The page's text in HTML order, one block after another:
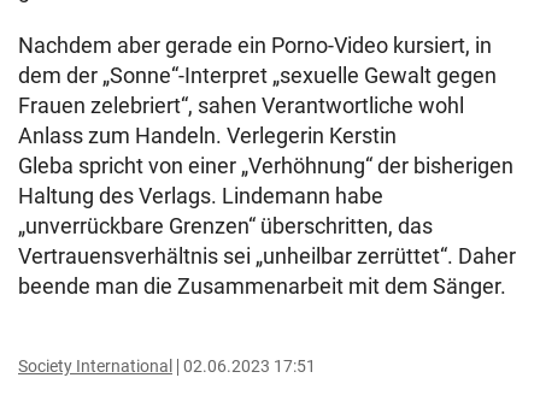
Nachdem aber gerade ein Porno-Video kursiert, in
dem der „Sonne“-Interpret „sexuelle Gewalt gegen
Frauen zelebriert“, sahen Verantwortliche wohl
Anlass zum Handeln. Verlegerin Kerstin
Gleba spricht von einer „Verhöhnung“ der bisherigen
Haltung des Verlags. Lindemann habe
„unverrückbare Grenzen“ überschritten, das
Vertrauensverhältnis sei „unheilbar zerrüttet“. Daher
beende man die Zusammenarbeit mit dem Sänger.
Society International 02.06.2023 17:51